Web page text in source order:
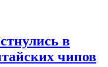
в
чипов